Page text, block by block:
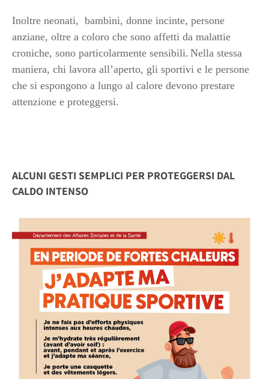
Inoltre neonati, bambini, donne incinte, persone
anziane, oltre a coloro che sono affetti da malattie
croniche, sono particolarmente sensibili. Nella stessa
maniera, chi lavora all’aperto, gli sportivi e le persone
che si espongono a lungo al calore devono prestare
attenzione e proteggersi.
ALCUNI GESTI SEMPLICI PER PROTEGGERSI DAL
CALDO INTENSO